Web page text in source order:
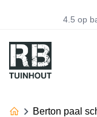
4.5 op
Berton paal